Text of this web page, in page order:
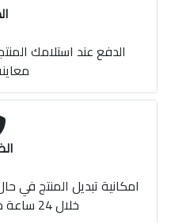
الدفع عند استلامك
امكانية تبديل المنتج في
خلال 24 ساعة من استلامك الطرد.